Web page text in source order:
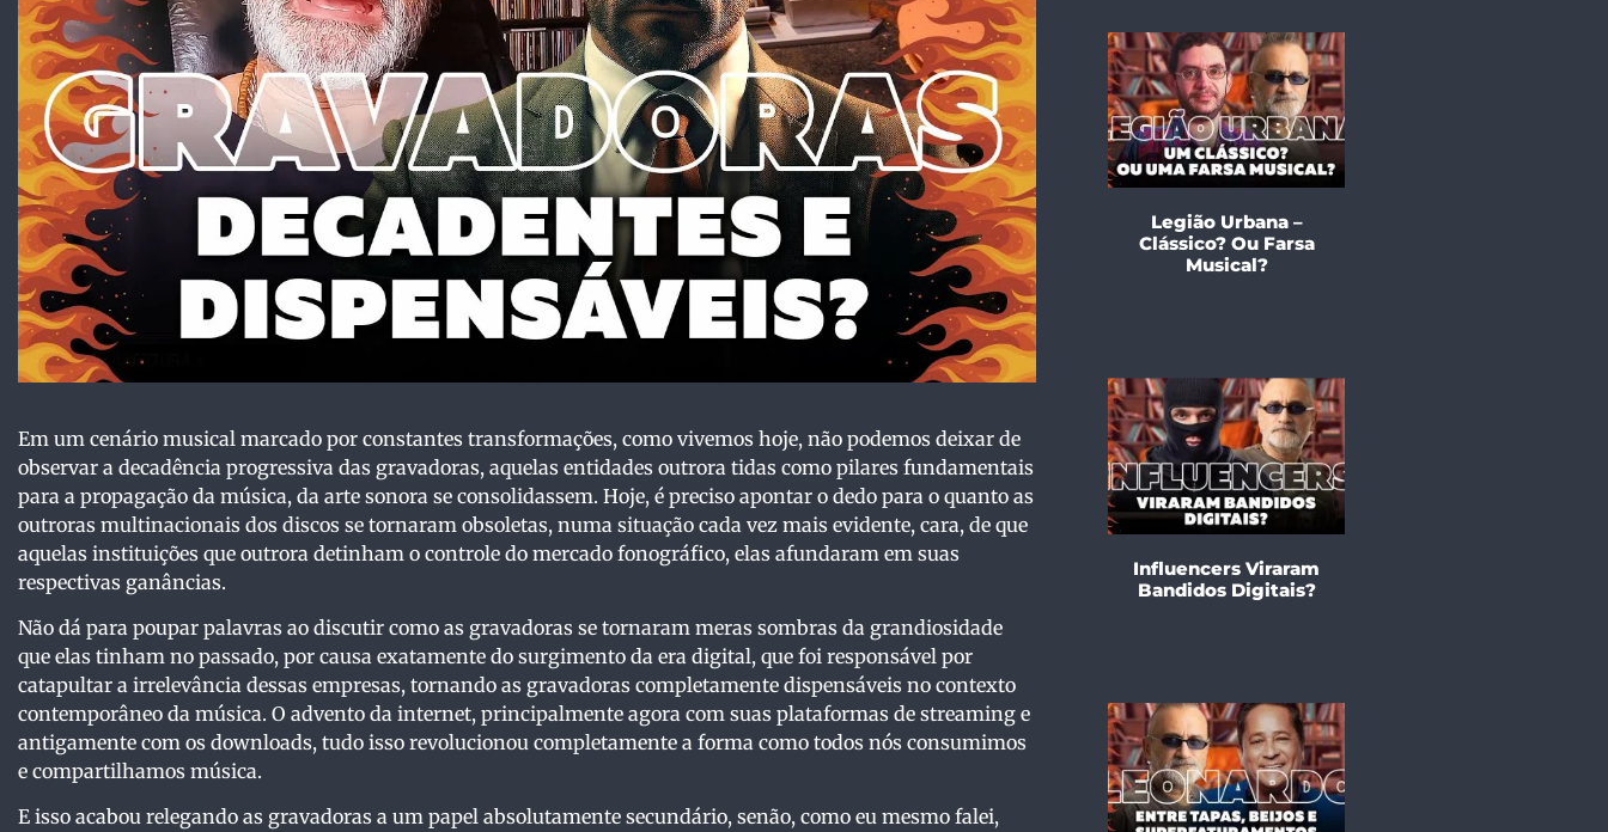
Em um cenário musical marcado por constantes transformações, como vivemos hoje, não podemos deixar de
observar a decadência progressiva das gravadoras, aquelas entidades outrora tidas como pilares fundamentais
para a propagação da música, da arte sonora se consolidassem. Hoje, é preciso apontar o dedo para o quanto as
outroras multinacionais dos discos se tornaram obsoletas, numa situação cada vez mais evidente, cara, de que
aquelas instituições que outrora detinham o controle do mercado fonográfico, elas afundaram em suas
respectivas ganâncias.
Não dá para poupar palavras ao discutir como as gravadoras se tornaram meras sombras da grandiosidade
que elas tinham no passado, por causa exatamente do surgimento da era digital, que foi responsável por
catapultar a irrelevância dessas empresas, tornando as gravadoras completamente dispensáveis no contexto
contemporâneo da música. O advento da internet, principalmente agora com suas plataformas de streaming e
antigamente com os downloads, tudo isso revolucionou completamente a forma como todos nós consumimos
e compartilhamos música.
E isso acabou relegando as gravadoras a um papel absolutamente secundário, senão, como eu mesmo falei,
Legião Urbana –
Clássico? Ou Farsa
Musical?
Influencers Viraram
Bandidos Digitais?